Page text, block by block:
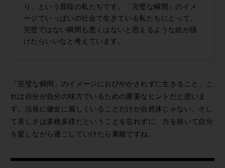
り、という普段の私たちです。「完璧な瞬間」のイメ
ージでいっぱいの社会で生きている私たちにとって、
完璧ではない瞬間も悪くはないと思えるような絵が描
けたらいいなと考えています。
「完璧な瞬間」のイメージにおびやかされずに生きること、こ
れは自分が自分の味方でいるための重要なヒントだと思いま
す。活発に健全に麗しくいることだけが自然体じゃない、そし
て美しさは多種多様だということを忘れずに、力を抜いて自分
を愛しながら過ごしていけたら素敵ですね。